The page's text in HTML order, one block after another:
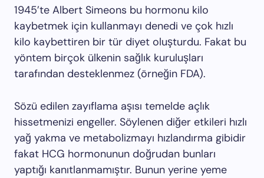
1945’te Albert Simeons bu hormonu kilo
kaybetmek için kullanmayı denedi ve çok hızlı
kilo kaybettiren bir tür diyet oluşturdu. Fakat bu
yöntem birçok ülkenin sağlık kuruluşları
tarafından desteklenmez (örneğin FDA).
Sözü edilen zayıflama aşısı temelde açlık
hissetmenizi engeller. Söylenen diğer etkileri hızlı
yağ yakma ve metabolizmayı hızlandırma gibidir
fakat HCG hormonunun doğrudan bunları
yaptığı kanıtlanmamıştır. Bunun yerine yeme